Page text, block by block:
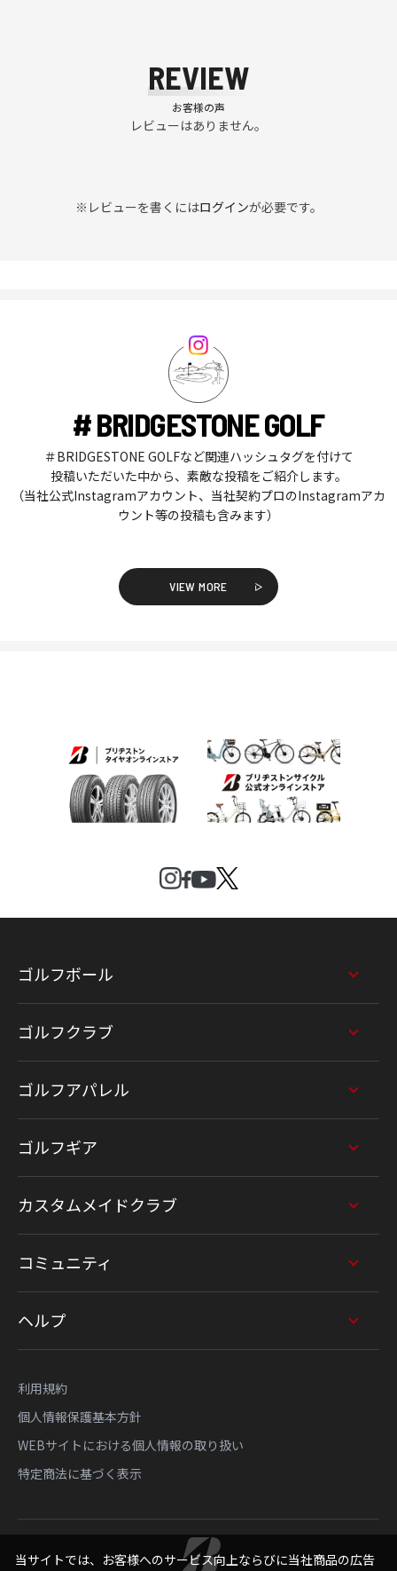
REVIEW
お客様の声
レビューはありません。
※レビューを書くにはログインが必要です。
# BRIDGESTONE GOLF
＃BRIDGESTONE GOLFなど関連ハッシュタグを付けて
投稿いただいた中から、素敵な投稿をご紹介します。
（当社公式Instagramアカウント、当社契約プロのInstagramアカ
ウント等の投稿も含みます）
VIEW MORE
ゴルフボール
ゴルフクラブ
ゴルフアパレル
ゴルフギア
カスタムメイドクラブ
コミュニティ
ヘルプ
利用規約
個人情報保護基本方針
WEBサイトにおける個人情報の取り扱い
特定商法に基づく表示
当サイトでは、お客様へのサービス向上ならびに当社商品の広告